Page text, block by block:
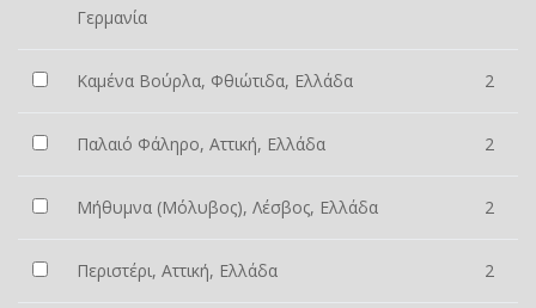
Γερμανία
Καμένα Βούρλα, Φθιώτιδα, Ελλάδα 2
Παλαιό Φάληρο, Αττική, Ελλάδα 2
Μήθυμνα (Μόλυβος), Λέσβος, Ελλάδα 2
Περιστέρι, Αττική, Ελλάδα 2